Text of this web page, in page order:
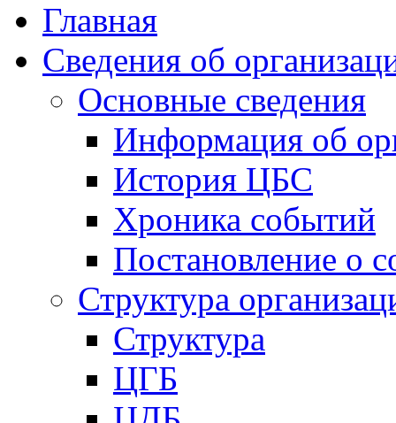
Главная
Сведения об
Основные сведения
Информация об
История ЦБС
Хроника событий
Постановление о
Структура
Структура
ЦГБ